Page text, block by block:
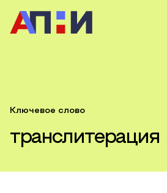
Ключевое слово
транслитерация